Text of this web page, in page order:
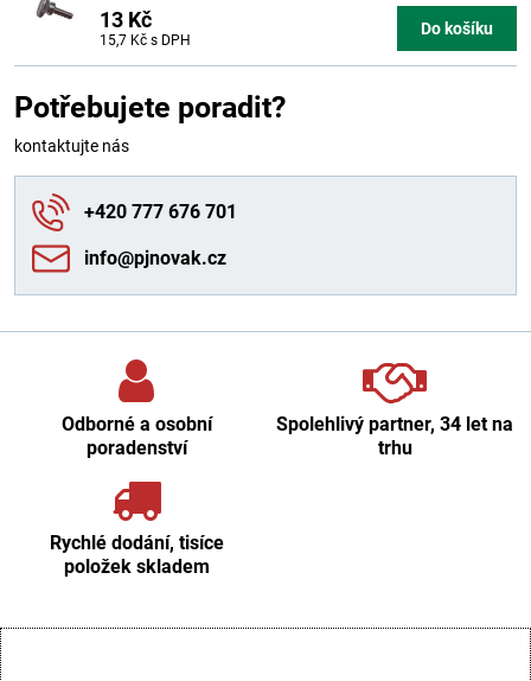
13 Kč
15,7 Kč s DPH
Do košíku
Potřebujete poradit?
kontaktujte nás
+420 777 676 701
info​@pjnovak​.cz
Odborné a osobní
poradenství
Spolehlivý partner, 34 let na
trhu
Rychlé dodání, tisíce
položek skladem